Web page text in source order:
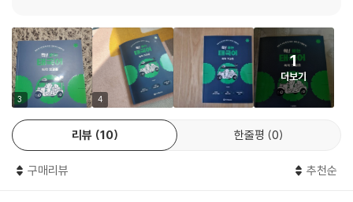
3 4
1
더보기
리뷰 10 한줄평 0
구매리뷰 추천순